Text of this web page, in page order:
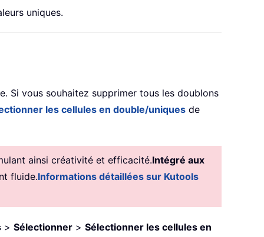
uniques.
Si vous souhaitez supprimer tous les doublons
les cellules en double/uniques de
ainsi créativité et efficacité.Intégré aux
fluide.Informations détaillées sur Kutools
> Sélectionner > Sélectionner les cellules en